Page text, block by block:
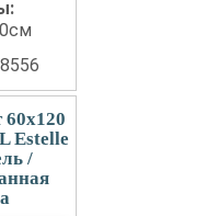
60x120
Estelle
/